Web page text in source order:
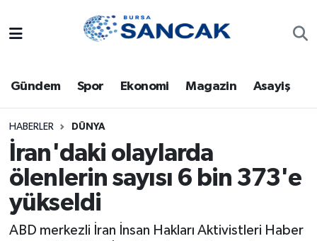
Gündem Spor Ekonomi Magazin Asayiş
HABERLER DÜNYA
İran'daki olaylarda
ölenlerin sayısı 6 bin 373'e
yükseldi
ABD merkezli İran İnsan Hakları Aktivistleri Haber
Bursa
Dünya
Eğitim
Ekonomi
Genel
Trafik Durumu
Süper Lig Puan Durumu ve Fikstür
Tüm Manşetler
Son Dakika Haberleri
Haber Arşivi